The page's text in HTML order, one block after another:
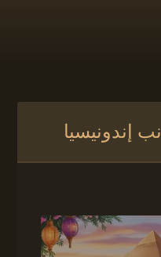
إندونيسيا